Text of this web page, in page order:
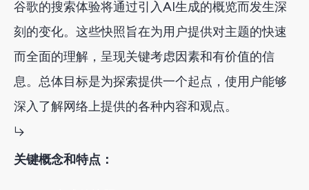
用户体验
结论
谷歌的搜索体验将通过引入AI生成的概览而发生深
刻的变化。这些快照旨在为用户提供对主题的快速
而全面的理解，呈现关键考虑因素和有价值的信
息。总体目标是为探索提供一个起点，使用户能够
深入了解网络上提供的各种内容和观点。
↳
关键概念和特点：